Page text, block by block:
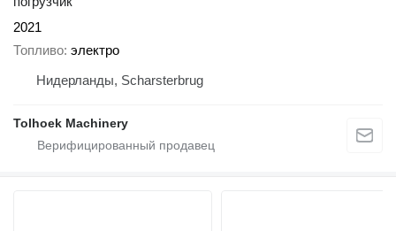
2021
Топливо электро
Нидерланды, Scharsterbrug
Tolhoek Machinery